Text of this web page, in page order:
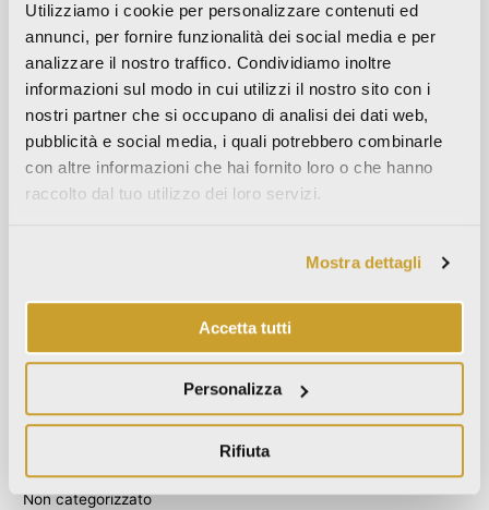
Utilizziamo i cookie per personalizzare contenuti ed
annunci, per fornire funzionalità dei social media e per
analizzare il nostro traffico. Condividiamo inoltre
informazioni sul modo in cui utilizzi il nostro sito con i
nostri partner che si occupano di analisi dei dati web,
pubblicità e social media, i quali potrebbero combinarle
con altre informazioni che hai fornito loro o che hanno
raccolto dal tuo utilizzo dei loro servizi.
Mostra dettagli
Accetta tutti
Personalizza
Rifiuta
Aprile 2023
Settembre 2022
Marzo 2022
Ottobre 2021
Settembre 2021
Agosto 2021
Novembre 2019
Categories
Non categorizzato